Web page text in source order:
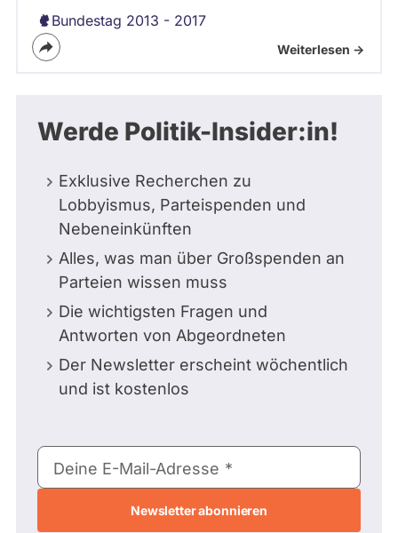
Bundestag 2013 - 2017
Weiterlesen ->
Werde Politik-Insider:in!
Exklusive Recherchen zu
Lobbyismus, Parteispenden und
Nebeneinkünften
Alles, was man über Großspenden an
Parteien wissen muss
Die wichtigsten Fragen und
Antworten von Abgeordneten
Der Newsletter erscheint wöchentlich
und ist kostenlos
E-
Mail-
Deine E-Mail-Adresse